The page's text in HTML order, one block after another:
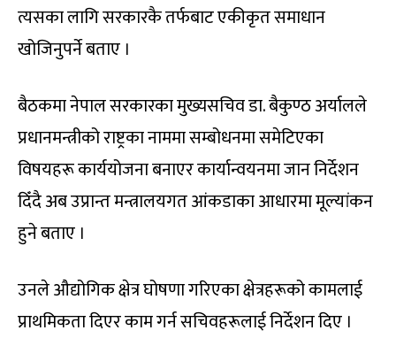
त्यसका लागि सरकारकै तर्फबाट एकीकृत समाधान
खोजिनुपर्ने बताए ।
बैठकमा नेपाल सरकारका मुख्यसचिव डा. बैकुण्ठ अर्यालले
प्रधानमन्त्रीको राष्ट्रका नाममा सम्बोधनमा समेटिएका
विषयहरू कार्ययोजना बनाएर कार्यान्वयनमा जान निर्देशन
दिँदै अब उप्रान्त मन्त्रालयगत आंकडाका आधारमा मूल्यांकन
हुने बताए ।
उनले औद्योगिक क्षेत्र घोषणा गरिएका क्षेत्रहरूको कामलाई
प्राथमिकता दिएर काम गर्न सचिवहरूलाई निर्देशन दिए ।